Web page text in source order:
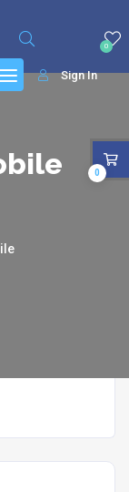
0
Sign In
0